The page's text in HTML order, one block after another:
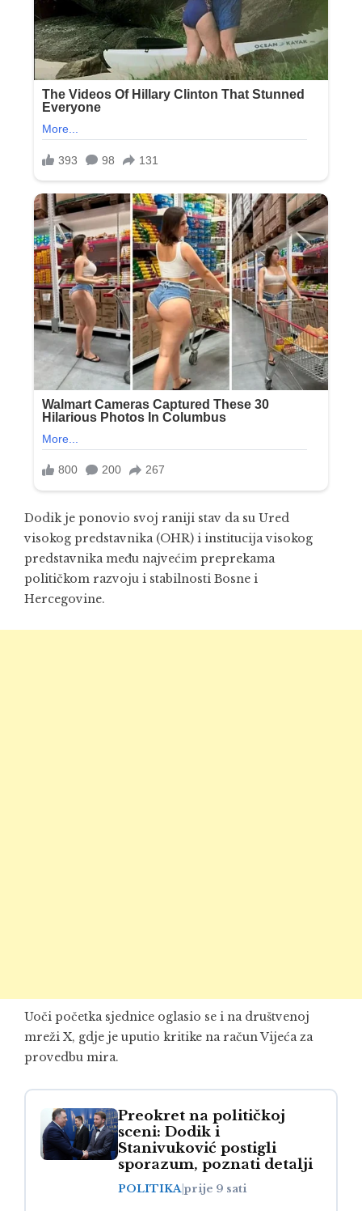
Dodik je ponovio svoj raniji stav da su Ured
visokog predstavnika (OHR) i institucija visokog
predstavnika među najvećim preprekama
političkom razvoju i stabilnosti Bosne i
Hercegovine.
Uoči početka sjednice oglasio se i na društvenoj
mreži X, gdje je uputio kritike na račun Vijeća za
provedbu mira.
Preokret na političkoj
sceni: Dodik i
Stanivuković postigli
sporazum, poznati detalji
POLITIKAprije 9 sati